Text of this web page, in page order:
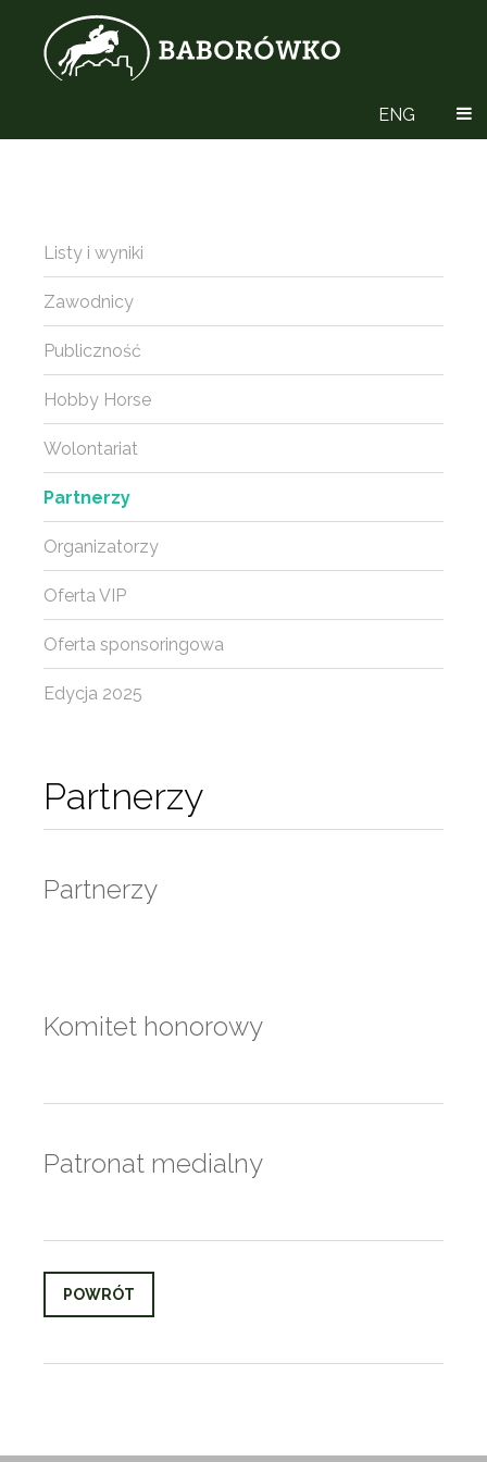
ENG
Partnerzy
Partnerzy
Komitet honorowy
Patronat medialny
POWRÓT
Listy i wyniki
Zawodnicy
Publiczność
Hobby Horse
Wolontariat
Partnerzy
Organizatorzy
Oferta VIP
Oferta sponsoringowa
Edycja 2025